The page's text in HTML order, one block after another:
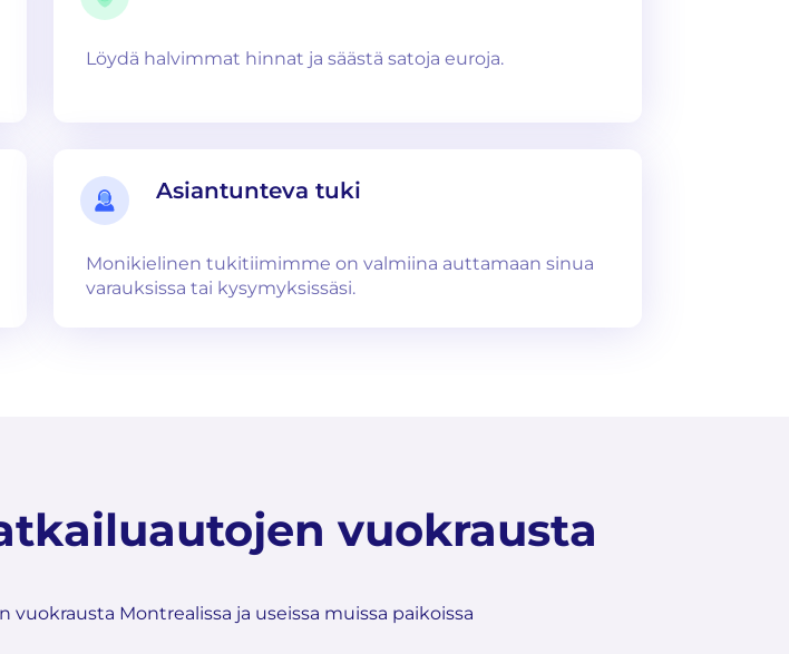
Löydä halvimmat hinnat ja säästä satoja euroja.
Asiantunteva tuki
Monikielinen tukitiimimme on valmiina auttamaan sinua
varauksissa tai kysymyksissäsi.
vuokrausta
Montrealissa ja useissa muissa paikoissa